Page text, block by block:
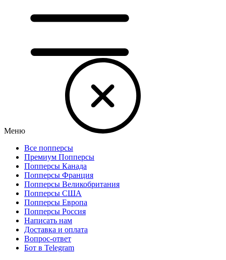
Меню
Все попперсы
Премиум Попперсы
Попперсы Канада
Попперсы Франция
Попперсы Великобритания
Попперсы США
Попперсы Европа
Попперсы Россия
Написать нам
Доставка и оплата
Вопрос-ответ
Бот в Telegram